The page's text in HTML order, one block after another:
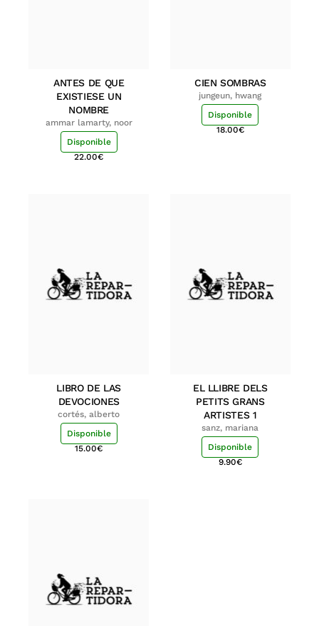
ANTES DE QUE
EXISTIESE UN
NOMBRE
ammar lamarty, noor
Disponible
22.00€
CIEN SOMBRAS
jungeun, hwang
Disponible
18.00€
LIBRO DE LAS
DEVOCIONES
cortés, alberto
Disponible
15.00€
EL LLIBRE DELS
PETITS GRANS
ARTISTES 1
sanz, mariana
Disponible
9.90€